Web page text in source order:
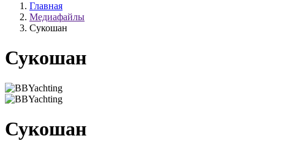
Главная
Медиафайлы
Сукошан
Сукошан
Сукошан